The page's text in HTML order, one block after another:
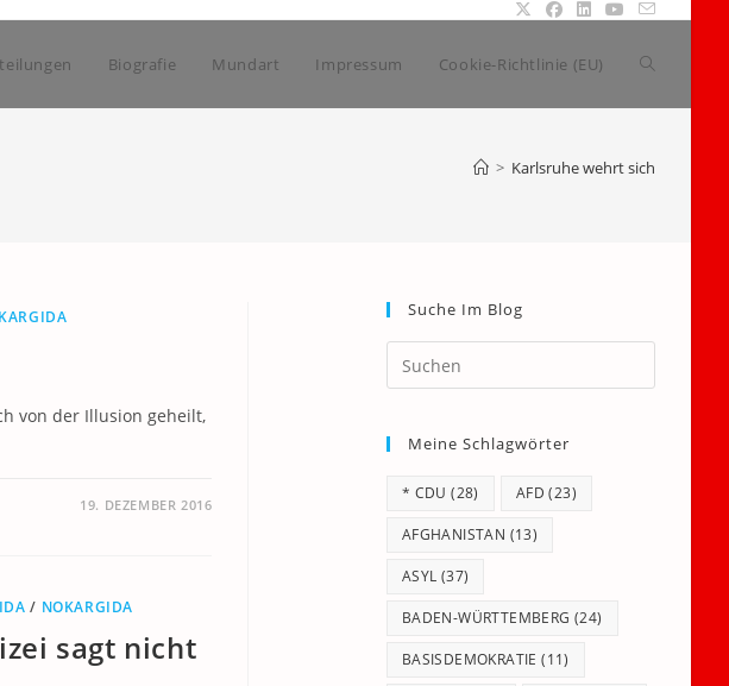
Biografie Mundart Impressum Cookie-Richtlinie (EU) Website-
> Karlsruhe wehrt sich
von der Illusion geheilt,
19. DEZEMBER 2016
/ NOKARGIDA
sagt nicht
Suche Im Blog
Escape
Meine Schlagwörter
* CDU (28) AFD (23)
AFGHANISTAN (13)
ASYL (37)
BADEN-WÜRTTEMBERG (24)
BASISDEMOKRATIE (11)